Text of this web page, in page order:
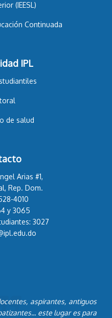
(IEESL)
Continuada
IPL
de salud
Arias #1,
Rep. Dom.
4010
y 3065
3027
aspirantes, antiguos
este lugar es para